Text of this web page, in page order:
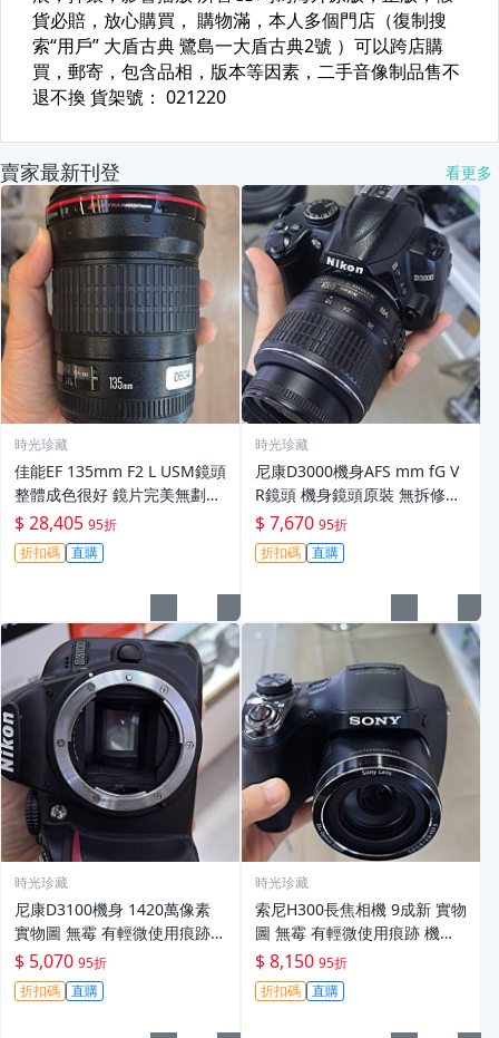
賣家最新刊登 看更多
時光珍藏
佳能EF 135mm F2 L USM鏡頭
整體成色很好 鏡片完美無劃痕
功能一切正常 無拆修無-3430
$ 28,405 95折
折扣碼 直購
時光珍藏
尼康D3000機身AFS mm fG V
R鏡頭 機身鏡頭原裝 無拆修無
翻新 有輕微使用痕跡 鏡頭-34
30
$ 7,670 95折
折扣碼 直購
時光珍藏
尼康D3100機身 1420萬像素
實物圖 無霉 有輕微使用痕跡
機身原裝 無拆修無翻新 臨-34
3
$ 5,070 95折
折扣碼 直購
時光珍藏
索尼H300長焦相機 9成新 實物
圖 無霉 有輕微使用痕跡 機身
鏡頭原裝 無拆修無翻新-3430
$ 8,150 95折
折扣碼 直購